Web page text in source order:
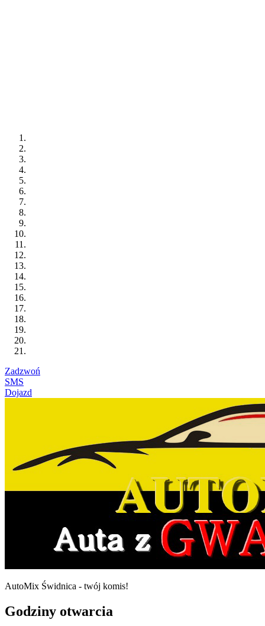
Zadzwoń
SMS
Dojazd
AutoMix Świdnica - twój komis!
Godziny otwarcia